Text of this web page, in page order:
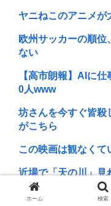
ヤニねこのアニメ
欧州サッカーの順位
ない
【高市朗報】AIに
0人www
坊さんを今すぐ皆殺
がこちら
この映画は観なくて
近場で「天の川」見
脳外科医「これ腫
ホーム 検索